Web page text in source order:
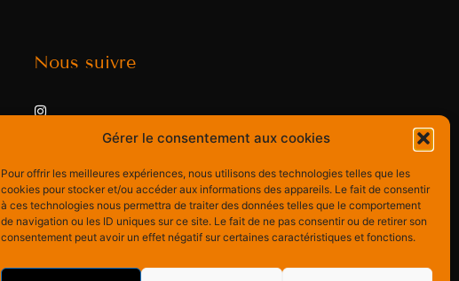
Gérer le consentement aux cookies
Pour offrir les meilleures expériences, nous utilisons des technologies telles que les
cookies pour stocker et/ou accéder aux informations des appareils. Le fait de consentir
à ces technologies nous permettra de traiter des données telles que le comportement
de navigation ou les ID uniques sur ce site. Le fait de ne pas consentir ou de retirer son
consentement peut avoir un effet négatif sur certaines caractéristiques et fonctions.
Nous suivre